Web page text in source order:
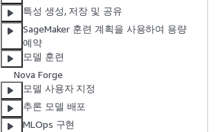
특성 생성, 저장 및 공유
SageMaker 훈련 계획을 사용하여 용량
예약
모델 훈련
Nova Forge
모델 사용자 지정
추론 모델 배포
MLOps 구현